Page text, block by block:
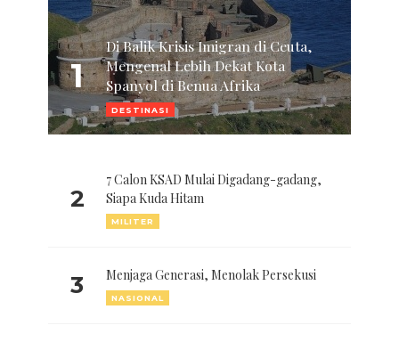
1
Di Balik Krisis Imigran di Ceuta,
Mengenal Lebih Dekat Kota
Spanyol di Benua Afrika
DESTINASI
2
7 Calon KSAD Mulai Digadang-gadang,
Siapa Kuda Hitam
MILITER
3 Menjaga Generasi, Menolak Persekusi
NASIONAL